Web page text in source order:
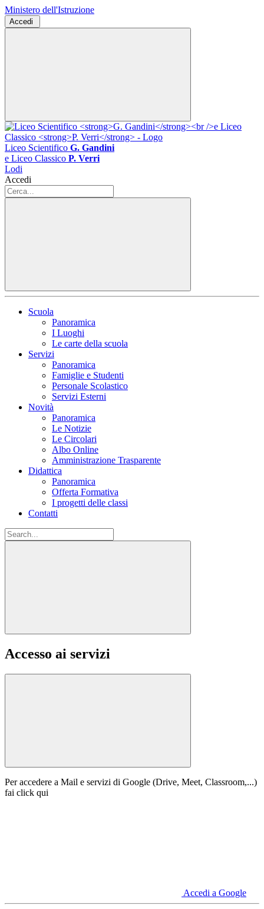
Ministero dell'Istruzione
Accedi
Liceo Scientifico G. Gandini
e Liceo Classico P. Verri
Lodi
Accedi
Scuola
Panoramica
I Luoghi
Le carte della scuola
Servizi
Panoramica
Famiglie e Studenti
Personale Scolastico
Servizi Esterni
Novità
Panoramica
Le Notizie
Le Circolari
Albo Online
Amministrazione Trasparente
Didattica
Panoramica
Offerta Formativa
I progetti delle classi
Contatti
Accesso ai servizi
Per accedere a Mail e servizi di Google (Drive, Meet, Classroom,...)
fai click qui
Accedi a Google